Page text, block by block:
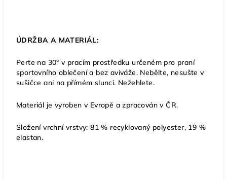
ÚDRŽBA A MATERIÁL:
Perte na 30° v pracím prostředku určeném pro praní
sportovního oblečení a bez aviváže. Nebělte, nesušte v
sušičce ani na přímém slunci. Nežehlete.
Materiál je vyroben v Evropě a zpracován v ČR.
Složení vrchní vrstvy: 81 % recyklovaný polyester, 19 %
elastan.